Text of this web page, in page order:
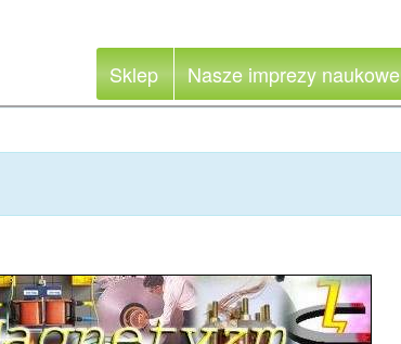
Sklep Nasze imprezy naukowe